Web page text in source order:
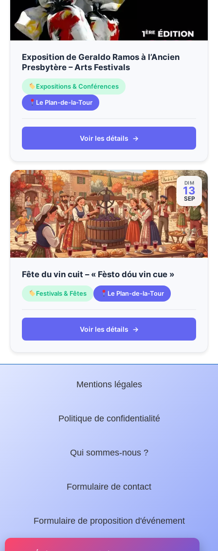
Exposition de Geraldo Ramos à l’Ancien
Presbytère – Arts Festivals
Expositions & Conférences
Le Plan-de-la-Tour
Voir les détails →
DIM
13
SEP
Fête du vin cuit – « Fèsto dóu vin cue »
Festivals & Fêtes Le Plan-de-la-Tour
Voir les détails →
Mentions légales
Politique de confidentialité
Qui sommes-nous ?
Formulaire de contact
Formulaire de proposition d'événement